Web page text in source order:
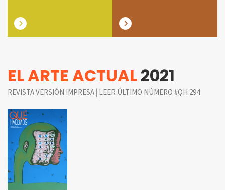
EL ARTE ACTUAL2021
REVISTA VERSIÓN IMPRESA | LEER ÚLTIMO NÚMERO #QH 294